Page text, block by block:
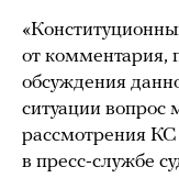
от комментария,
обсуждения
ситуации вопрос
рассмотрения
в пресс-службе